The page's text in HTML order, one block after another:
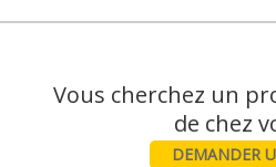
Vous cherchez un
DEMANDER